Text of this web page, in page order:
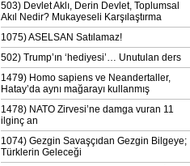
503) Devlet Aklı, Derin Devlet, Toplumsal
Akıl Nedir? Mukayeseli Karşılaştırma
1075) ASELSAN Satılamaz!
502) Trump’ın ‘hediyesi’… Unutulan ders
1479) Homo sapiens ve Neandertaller,
Hatay’da aynı mağarayı kullanmış
1478) NATO Zirvesi’ne damga vuran 11
ilginç an
1074) Gezgin Savaşçıdan Gezgin Bilgeye;
Türklerin Geleceği